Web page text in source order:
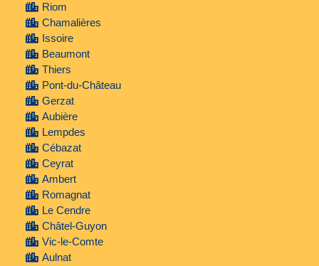
Riom
Chamalières
Issoire
Beaumont
Thiers
Pont-du-Château
Gerzat
Aubière
Lempdes
Cébazat
Ceyrat
Ambert
Romagnat
Le Cendre
Châtel-Guyon
Vic-le-Comte
Aulnat